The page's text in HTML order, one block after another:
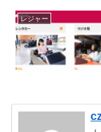
レジャー